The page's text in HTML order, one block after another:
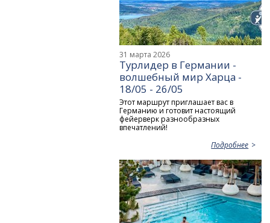
31 марта 2026
Турлидер в Германии -
волшебный мир Харца -
18/05 - 26/05
Этот маршрут приглашает вас в
Германию и готовит настоящий
фейерверк разнообразных
впечатлений!
Подробнее